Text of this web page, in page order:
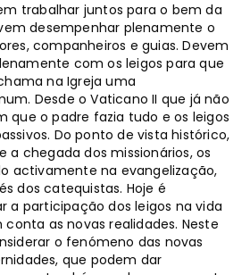
trabalhar juntos para o bem da
desempenhar plenamente o
companheiros e guias. Devem
com os leigos para que
na Igreja uma
Desde o Vaticano II que já não
que o padre fazia tudo e os leigos
Do ponto de vista histórico,
a chegada dos missionários, os
activamente na evangelização,
dos catequistas. Hoje é
a participação dos leigos na vida
as novas realidades. Neste
o fenómeno das novas
que podem dar